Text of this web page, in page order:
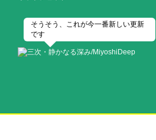
そうそう、これが今一番新しい更新
です